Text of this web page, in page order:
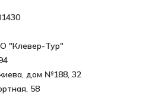
"Клевер-Тур"
дом №188, 32
58